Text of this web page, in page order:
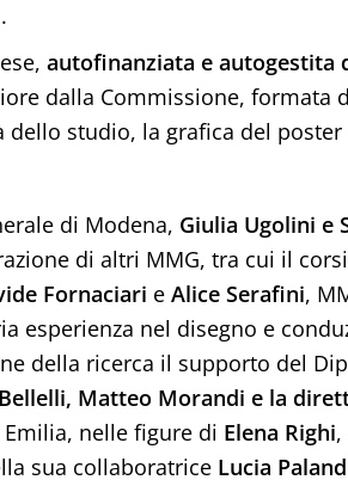
autofinanziata e autogestita
dalla Commissione, formata
studio, la grafica del poster
di Modena, Giulia Ugolini e
di altri MMG, tra cui il
Fornaciari e Alice Serafini,
esperienza nel disegno e
della ricerca il supporto del
Matteo Morandi e la
Emilia, nelle figure di Elena Righi
sua collaboratrice Lucia